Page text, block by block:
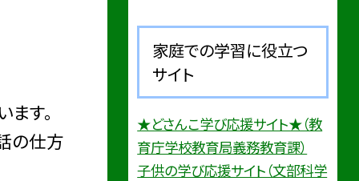
す。
の仕方
家庭での学習に役立つ
サイト
★どさんこ学び応援サイト★（教
育庁学校教育局義務教育課）
子供の学び応援サイト（文部科学